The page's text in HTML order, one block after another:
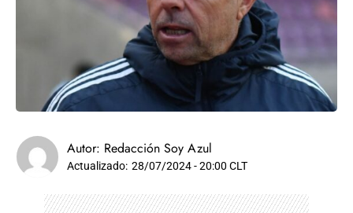
Autor: Redacción Soy Azul
Actualizado: 28/07/2024 - 20:00 CLT